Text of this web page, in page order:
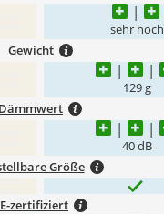
sehr hoch
Gewicht
129 g
Dämmwert
40 dB
Größe
zertifiziert